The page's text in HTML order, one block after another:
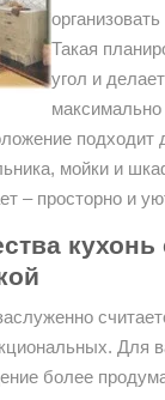
Такая
угол и
подходит
мойки и
– просторно и
кухонь
Для
более